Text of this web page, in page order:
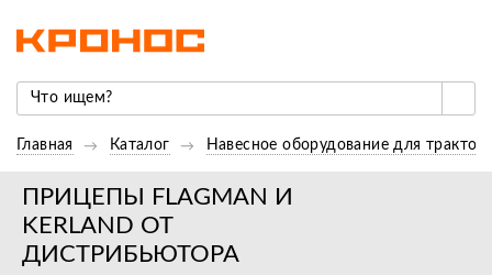
Главная Каталог Навесное оборудование для
ПРИЦЕПЫ FLAGMAN И
KERLAND ОТ
ДИСТРИБЬЮТОРА